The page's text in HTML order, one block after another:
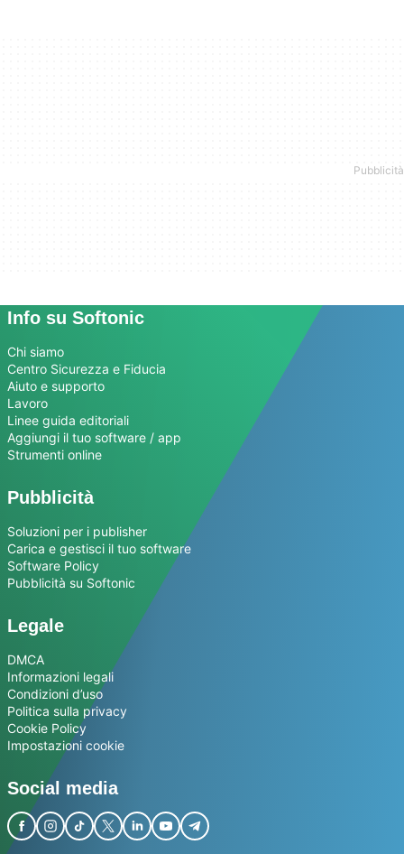
Info su Softonic
Chi siamo
Centro Sicurezza e Fiducia
Aiuto e supporto
Lavoro
Linee guida editoriali
Aggiungi il tuo software / app
Strumenti online
Pubblicità
Soluzioni per i publisher
Carica e gestisci il tuo software
Software Policy
Pubblicità su Softonic
Legale
DMCA
Informazioni legali
Condizioni d’uso
Politica sulla privacy
Cookie Policy
Impostazioni cookie
Social media